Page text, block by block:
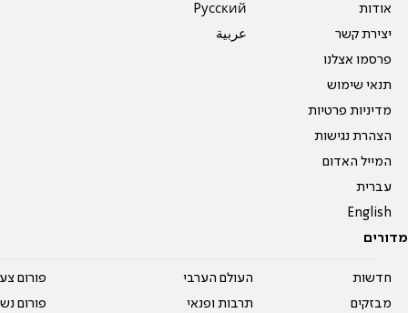
אודות
יצירת קשר
פרסמו אצלנו
תנאי שימוש
מדיניות פרטיות
הצהרת נגישות
המייל האדום
עברית
English
Pусский
عربية
מדורים
חדשות
מבזקים
העולם הערבי
תרבות ופנאי
פורום
פורום